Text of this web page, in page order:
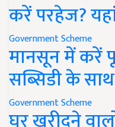
करें परहेज?
Government Scheme
मानसून में करें
सब्सिडी के
Government Scheme